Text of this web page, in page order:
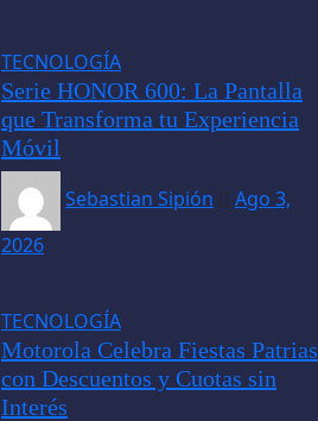
TECNOLOGÍA
Serie HONOR 600: La Pantalla
que Transforma tu Experiencia
Móvil
Sebastian Sipión
Ago 3,
2026
TECNOLOGÍA
Motorola Celebra Fiestas Patrias
con Descuentos y Cuotas sin
Interés